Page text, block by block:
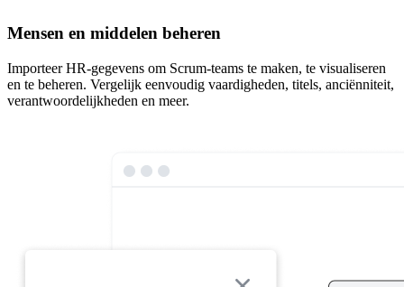
Mensen en middelen beheren
Importeer HR-gegevens om Scrum-teams te maken, te visualiseren
en te beheren. Vergelijk eenvoudig vaardigheden, titels, anciënniteit,
verantwoordelijkheden en meer.